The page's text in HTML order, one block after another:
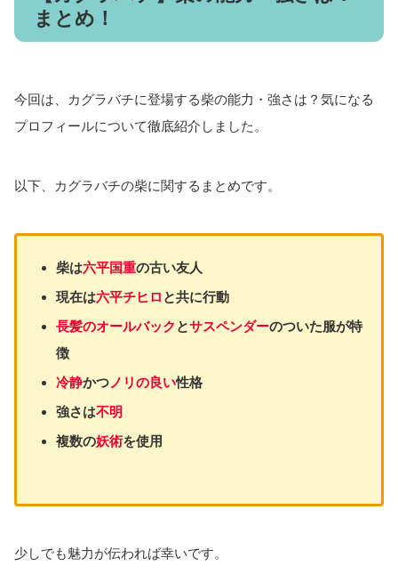
まとめ！
今回は、カグラバチに登場する柴の能力・強さは？気になる
プロフィールについて徹底紹介しました。
以下、カグラバチの柴に関するまとめです。
柴は六平国重の古い友人
現在は六平チヒロ と共に行動
長髪のオールバック とサスペンダーのついた服が特
徴
冷静かつ ノリの良い性格
強さは不明
複数の妖術を使用
少しでも魅力が伝われば幸いです。